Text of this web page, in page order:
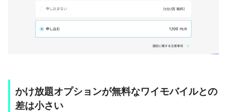
かけ放題オプションが無料なワイモバイルとの
差は小さい